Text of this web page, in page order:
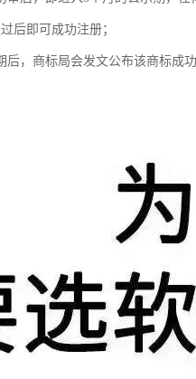
后即可成功注册；
后，商标局会发文公布该商标成